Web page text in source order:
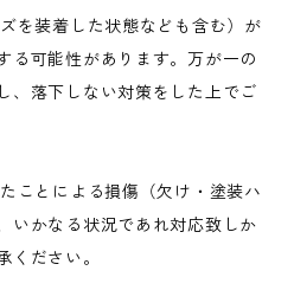
を装着した状態なども含む）が
る可能性があります。万が一の
、落下しない対策をした上でご
ことによる損傷（欠け・塗装ハ
いかなる状況であれ対応致しか
ください。